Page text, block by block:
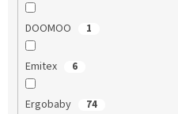
DOOMOO 1
Emitex 6
Ergobaby 74